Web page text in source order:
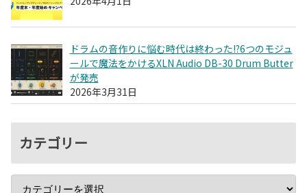
ドラムの音作りに悩む時代は終わった!?6つのモジュ
ールで魔法をかけるXLN Audio DB-30 Drum Butter
が発売
2026年3月31日
カテゴリー